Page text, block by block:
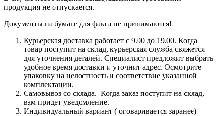
продукция не отпускается.
Документы на бумаге для факса не принимаются!
Курьерская доставка работает с 9.00 до 19.00. Когда
товар поступит на склад, курьерская служба свяжется
для уточнения деталей. Специалист предложит выбрать
удобное время доставки и уточнит адрес. Осмотрите
упаковку на целостность и соответствие указанной
комплектации.
Самовывоз со склада. Когда заказ поступит на склад,
вам придет уведомление.
Индивидуальный вариант ( оговаривается заранее)